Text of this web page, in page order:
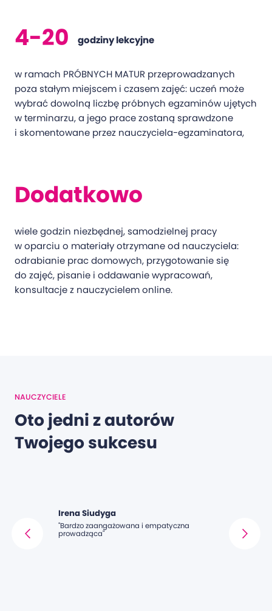
4-20 godziny lekcyjne
w ramach PRÓBNYCH MATUR przeprowadzanych
poza stałym miejscem i czasem zajęć: uczeń może
wybrać dowolną liczbę próbnych egzaminów ujętych
w terminarzu, a jego prace zostaną sprawdzone
i skomentowane przez nauczyciela-egzaminatora,
Dodatkowo
wiele godzin niezbędnej, samodzielnej pracy
w oparciu o materiały otrzymane od nauczyciela:
odrabianie prac domowych, przygotowanie się
do zajęć, pisanie i oddawanie wypracowań,
konsultacje z nauczycielem online.
NAUCZYCIELE
Oto jedni z autorów
Twojego sukcesu
Irena Siudyga
"Bardzo zaangażowana i empatyczna
prowadząca"
niej
się